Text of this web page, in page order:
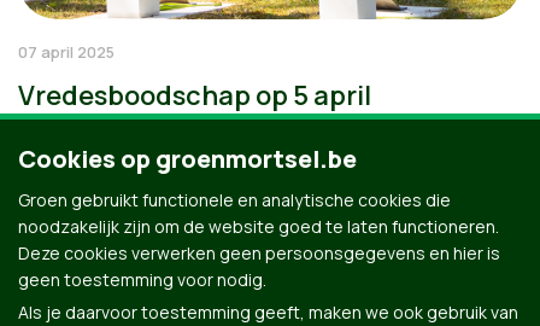
07 april 2025
Vredesboodschap op 5 april
Cookies op groenmortsel.be
Groen gebruikt functionele en analytische cookies die
noodzakelijk zijn om de website goed te laten functioneren.
Deze cookies verwerken geen persoonsgegevens en hier is
geen toestemming voor nodig.
Als je daarvoor toestemming geeft, maken we ook gebruik van